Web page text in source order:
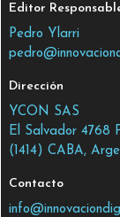
Editor
Pedro Ylarri
Dirección
YCON SAS
El Salvador 4768
(1414) CABA,
Contacto